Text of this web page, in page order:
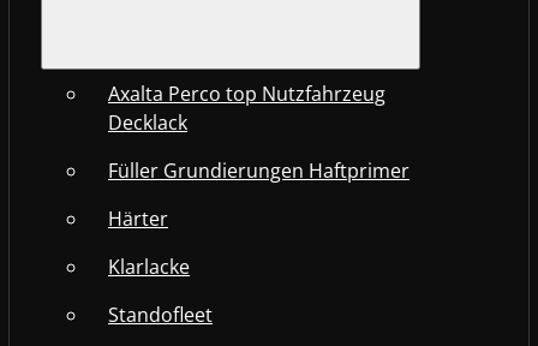
Axalta Perco top Nutzfahrzeug
Decklack
Füller Grundierungen Haftprimer
Härter
Klarlacke
Standofleet